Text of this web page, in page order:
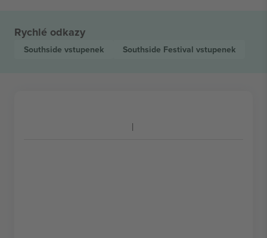
Rychlé odkazy
Southside vstupenek Southside Festival vstupenek